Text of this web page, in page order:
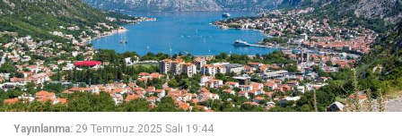
Yayınlanma: 29 Temmuz 2025 Salı 19:44